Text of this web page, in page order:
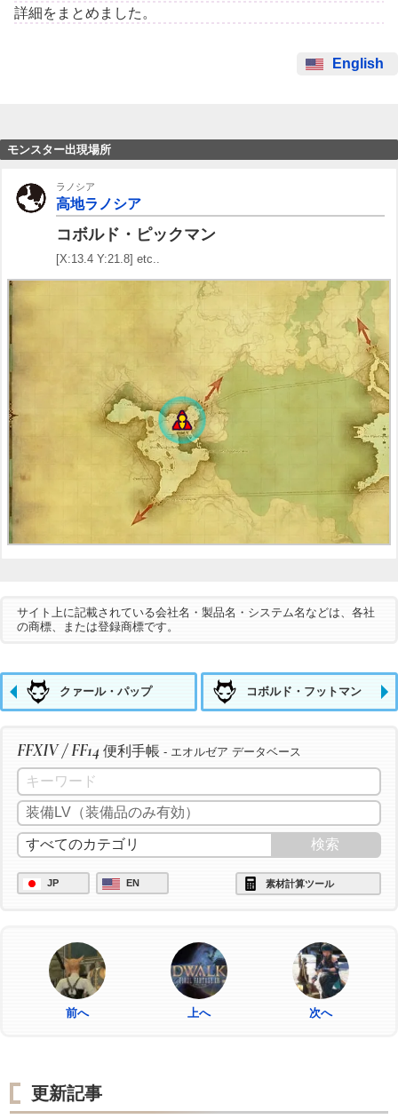
詳細をまとめました。
English
モンスター出現場所
ラノシア
高地ラノシア
コボルド・ピックマン
[X:13.4 Y:21.8] etc..
サイト上に記載されている会社名・製品名・システム名などは、各社
の商標、または登録商標です。
クァール・パップ コボルド・フットマン
FFXIV / FF14 便利手帳 - エオルゼア データベース
JP EN 素材計算ツール
前へ 上へ 次へ
更新記事